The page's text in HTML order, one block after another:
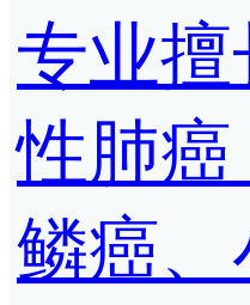
专业
性肺癌
鳞癌